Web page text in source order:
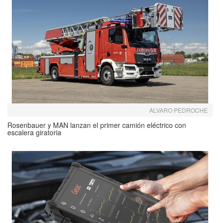
ALVARO PEDROCHE
Rosenbauer y MAN lanzan el primer camión eléctrico con
escalera giratoria